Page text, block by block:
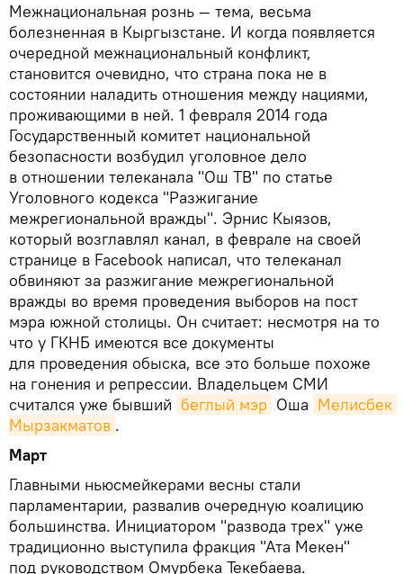
Межнациональная рознь — тема, весьма
болезненная в Кыргызстане. И когда появляется
очередной межнациональный конфликт,
становится очевидно, что страна пока не в
состоянии наладить отношения между нациями,
проживающими в ней. 1 февраля 2014 года
Государственный комитет национальной
безопасности возбудил уголовное дело
в отношении телеканала "Ош ТВ" по статье
Уголовного кодекса "Разжигание
межрегиональной вражды". Эрнис Кыязов,
который возглавлял канал, в феврале на своей
странице в Facebook написал, что телеканал
обвиняют за разжигание межрегиональной
вражды во время проведения выборов на пост
мэра южной столицы. Он считает: несмотря на то
что у ГКНБ имеются все документы
для проведения обыска, все это больше похоже
на гонения и репрессии. Владельцем СМИ
считался уже бывший беглый мэр Оша Мелисбек
Мырзакматов .
Март
Главными ньюсмейкерами весны стали
парламентарии, развалив очередную коалицию
большинства. Инициатором "развода трех" уже
традиционно выступила фракция "Ата Мекен"
под руководством Омурбека Текебаева.